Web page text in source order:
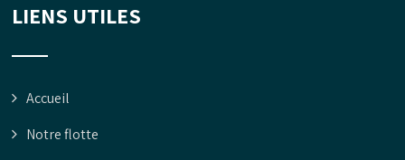
LIENS UTILES
Accueil
Notre flotte